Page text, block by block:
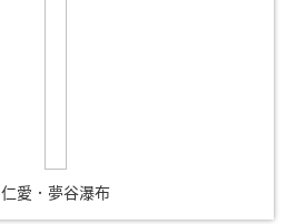
仁愛．夢谷瀑布